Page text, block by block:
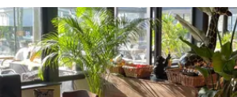
i
d
E
l
l
a